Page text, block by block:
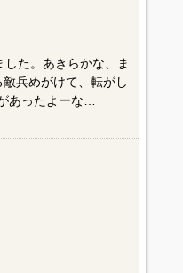
た。あきらかな、ま
兵めがけて、転がし
あったよーな…